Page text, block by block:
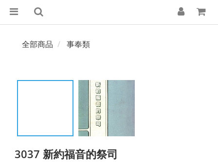
全部商品 事奉類
3037 新約福音的祭司